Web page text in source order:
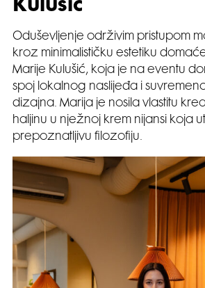
Kulušić
Oduševljenje održivim pristupom
kroz minimalističku estetiku
Marije Kulušić, koja je na eventu
spoj lokalnog naslijeđa i
dizajna. Marija je nosila vlastitu
haljinu u nježnoj krem nijansi koja
prepoznatljivu filozofiju.